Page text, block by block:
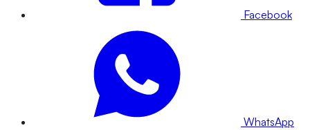
Facebook
WhatsApp